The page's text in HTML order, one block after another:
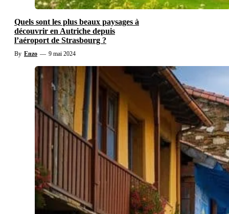
Quels sont les plus beaux paysages à
découvrir en Autriche depuis
l’aéroport de Strasbourg ?
By Enzo — 9 mai 2024